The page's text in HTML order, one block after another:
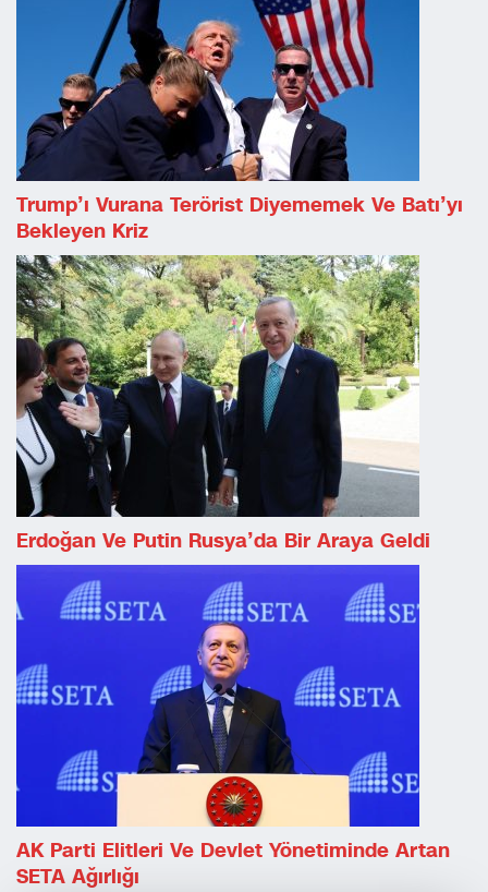
Trump’ı Vurana Terörist Diyememek Ve Batı’yı
Bekleyen Kriz
Erdoğan Ve Putin Rusya’da Bir Araya Geldi
AK Parti Elitleri Ve Devlet Yönetiminde Artan
SETA Ağırlığı